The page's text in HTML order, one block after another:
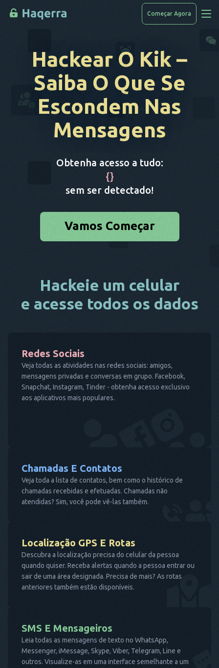
Como Hackear
Lista De Dispositivos
Perguntas Frequentes
Começar Agora
Hackear O Kik –
Saiba O Que Se
Escondem Nas
Mensagens
Obtenha acesso a tudo:
{}
sem ser detectado!
Vamos Começar
Hackeie um celular
e acesse todos os dados
Redes Sociais
Veja todas as atividades nas redes sociais: amigos,
mensagens privadas e conversas em grupo. Facebook,
Snapchat, Instagram, Tinder - obtenha acesso exclusivo
aos aplicativos mais populares.
Chamadas E Contatos
Veja toda a lista de contatos, bem como o histórico de
chamadas recebidas e efetuadas. Chamadas não
atendidas? Sim, você pode vê-las também.
Localização GPS E Rotas
Descubra a localização precisa do celular da pessoa
quando quiser. Receba alertas quando a pessoa entrar ou
sair de uma área designada. Precisa de mais? As rotas
anteriores também estão disponíveis.
SMS E Mensageiros
Leia todas as mensagens de texto no WhatsApp,
Messenger, iMessage, Skype, Viber, Telegram, Line e
outros. Visualize-as em uma interface semelhante a um